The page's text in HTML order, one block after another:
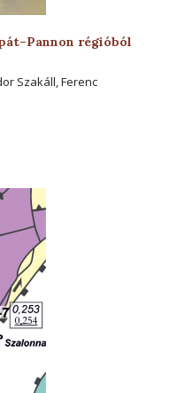
régióból
Szakáll, Ferenc